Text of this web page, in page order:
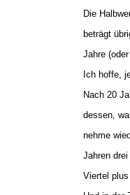
Die
beträgt
Jahre
Ich hoffe,
Nach 20
dessen,
nehme
Jahren
Viertel